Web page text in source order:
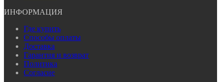
ИНФОРМАЦИЯ
Где купить
Способы оплаты
Доставка
Гарантия и возврат
Политика
Согласие